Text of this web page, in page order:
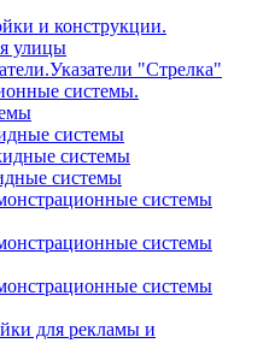
и конструкции.
улицы
"Стрелка"
системы.
системы
системы
системы
системы
системы
системы
для рекламы и